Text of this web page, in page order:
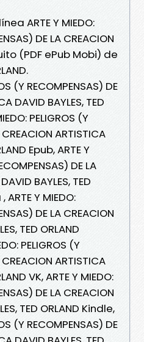
ARTE Y MIEDO:
DE LA CREACION
(PDF ePub Mobi) de
(Y RECOMPENSAS) DE
DAVID BAYLES, TED
PELIGROS (Y
ARTISTICA
Epub, ARTE Y
DE LA
BAYLES, TED
Y MIEDO:
DE LA CREACION
TED ORLAND
PELIGROS (Y
ARTISTICA
VK, ARTE Y MIEDO:
DE LA CREACION
TED ORLAND Kindle,
(Y RECOMPENSAS) DE